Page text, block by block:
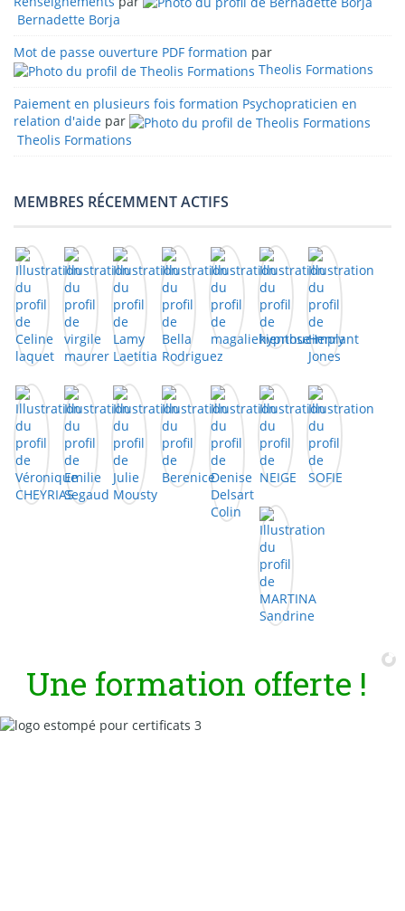
Bernadette Borja
Mot de passe ouverture PDF formation par
Theolis Formations
Paiement en plusieurs fois formation Psychopraticien en
relation d'aide par
Theolis Formations
MEMBRES RÉCEMMENT ACTIFS
Une formation offerte !